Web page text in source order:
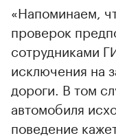
«Напоминаем,
проверок
сотрудниками
исключения на
дороги. В том
автомобиля
поведение